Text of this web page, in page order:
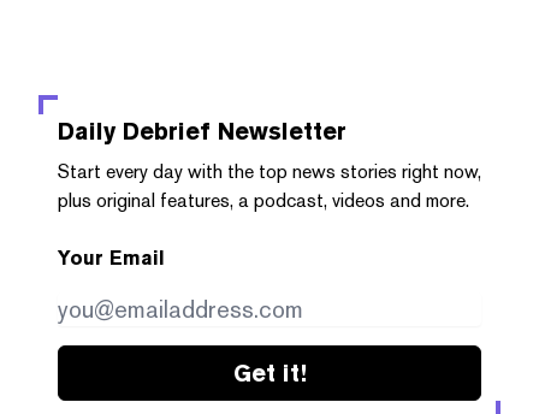
Daily Debrief Newsletter
Start every day with the top news stories right now,
plus original features, a podcast, videos and more.
Your Email
Get it!